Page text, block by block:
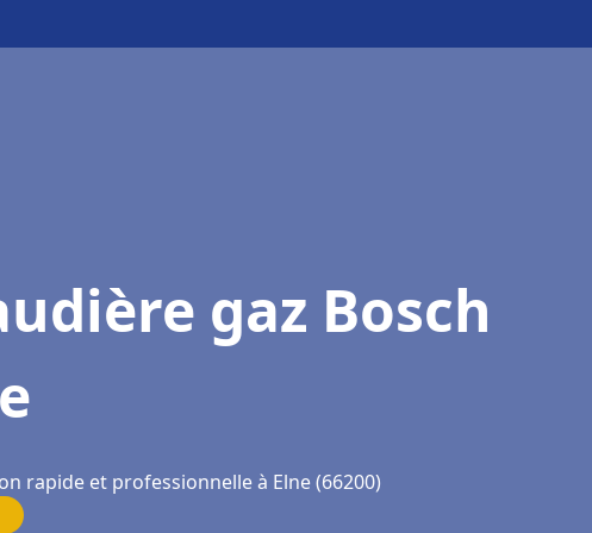
gaz Bosch
rapide et professionnelle à Elne (66200)